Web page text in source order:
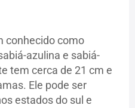
conhecido como
azulina e sabiá-
tem cerca de 21 cm e
Ele pode ser
estados do sul e